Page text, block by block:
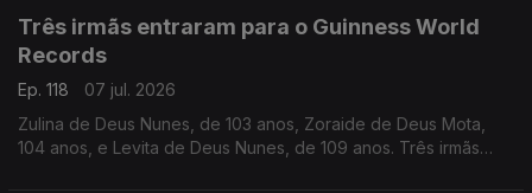
Três irmãs entraram para o Guinness World
Records
Ep. 118
07 jul. 2026
Zulina de Deus Nunes, de 103 anos, Zoraide de Deus Mota,
104 anos, e Levita de Deus Nunes, de 109 anos. Três irmãs